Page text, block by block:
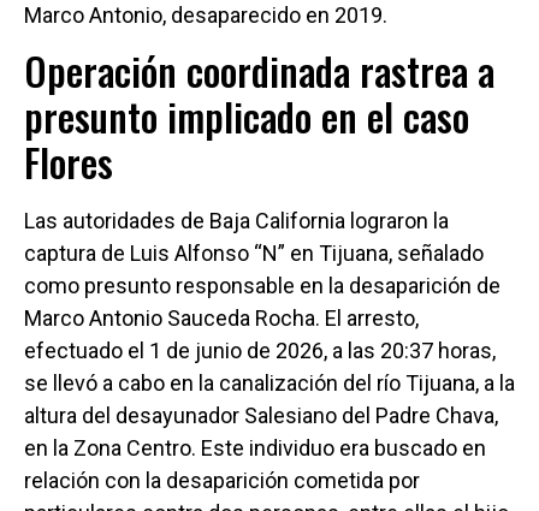
Marco Antonio, desaparecido en 2019.
Operación coordinada rastrea a
presunto implicado en el caso
Flores
Las autoridades de Baja California lograron la
captura de Luis Alfonso “N” en Tijuana, señalado
como presunto responsable en la desaparición de
Marco Antonio Sauceda Rocha. El arresto,
efectuado el 1 de junio de 2026, a las 20:37 horas,
se llevó a cabo en la canalización del río Tijuana, a la
altura del desayunador Salesiano del Padre Chava,
en la Zona Centro. Este individuo era buscado en
relación con la desaparición cometida por